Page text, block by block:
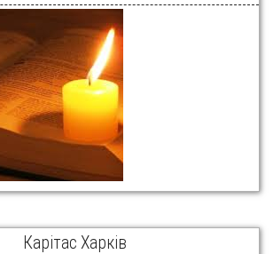
Карітас Харків